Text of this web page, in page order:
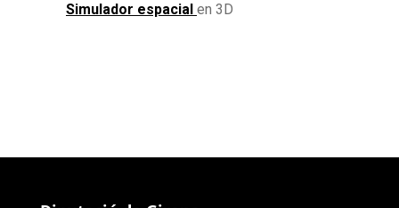
Simulador espacial en 3D